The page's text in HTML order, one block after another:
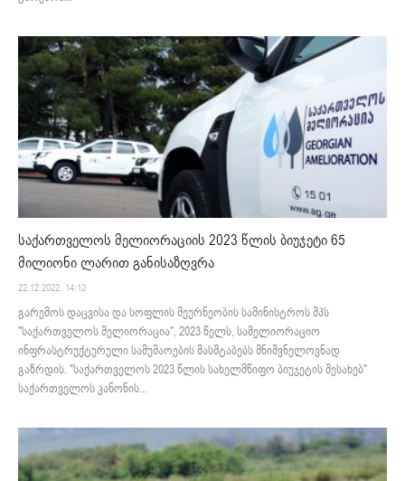
საქართველოს მელიორაციის 2023 წლის ბიუჯეტი 65
მილიონი ლარით განისაზღვრა
22.12.2022. 14:12
გარემოს დაცვისა და სოფლის მეურნეობის სამინისტროს შპს
"საქართველოს მელიორაცია", 2023 წელს, სამელიორაციო
ინფრასტრუქტურული სამუშაოების მასშტაბებს მნიშვნელოვნად
გაზრდის. "საქართველოს 2023 წლის სახელმწიფო ბიუჯეტის შესახებ"
საქართველოს კანონის...